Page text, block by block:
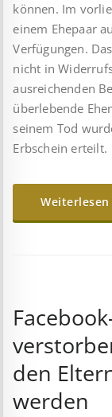
können. Im
einem Ehepaar
Verfügungen.
nicht in
ausreichenden
überlebende
seinem Tod
Erbschein erteilt.
Weiterlesen
den
werden